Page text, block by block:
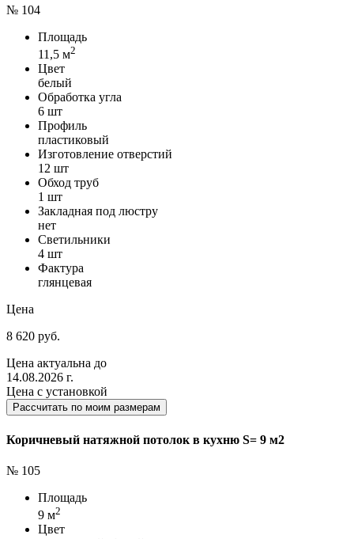
№ 104
Площадь
11,5 м2
Цвет
белый
Обработка угла
6 шт
Профиль
пластиковый
Изготовление отверстий
12 шт
Обход труб
1 шт
Закладная под люстру
нет
Светильники
4 шт
Фактура
глянцевая
Цена
8 620 руб.
Цена актуальна до
14.08.2026 г.
Цена с установкой
Рассчитать по моим размерам
Коричневый натяжной потолок в кухню S= 9 м2
№ 105
Площадь
9 м2
Цвет